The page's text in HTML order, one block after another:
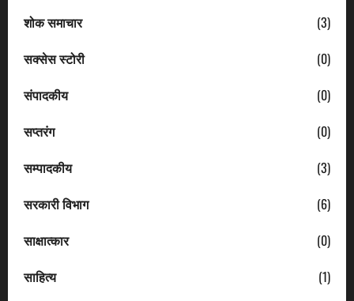
शोक समाचार
(3)
सक्सेस स्टोरी
(0)
संपादकीय
(0)
सप्तरंग
(0)
सम्पादकीय
(3)
सरकारी विभाग
(6)
साक्षात्कार
(0)
साहित्य
(1)